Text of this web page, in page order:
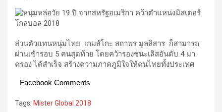
ส่วนตัวแทนหนุ่มไทย เกมส์โกะ สถาพร มูลลิสาร ก็สามารถ
ผ่านเข้ารอบ 5 คนสุดท้าย โดยคว้ารองชนะเลิสอันดับ 4 มา
ครอง ได้สำเร็จ สร้างความภาคภูมิใจให้คนไทยทั้งประเทศ
Facebook Comments
Tags: Mister Global 2018